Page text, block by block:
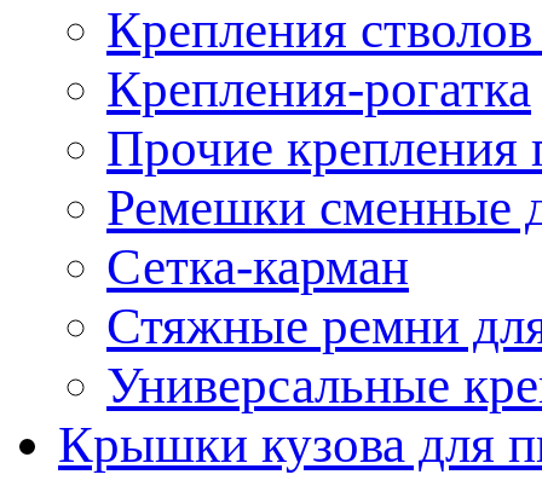
Крепления
Крепления-рогатка
Прочие крепления
Ремешки сменные
Сетка-карман
Стяжные ремни
Универсальные
Крышки кузова для